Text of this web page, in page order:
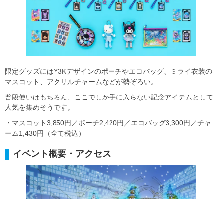
限定グッズにはY3Kデザインのポーチやエコバッグ、ミライ衣装の
マスコット、アクリルチャームなどが勢ぞろい。
普段使いはもちろん、ここでしか手に入らない記念アイテムとして
人気を集めそうです。
・マスコット3,850円／ポーチ2,420円／エコバッグ3,300円／チャ
ーム1,430円（全て税込）
イベント概要・アクセス